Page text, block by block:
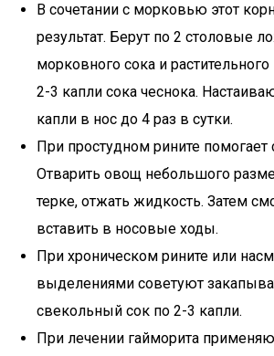
В сочетании с морковью этот
результат. Берут по 2 столовые
морковного сока и
2-3 капли сока чеснока.
капли в нос до 4 раз в сутки.
При простудном рините
Отварить овощ небольшого
терке, отжать жидкость. Затем
вставить в носовые ходы.
При хроническом рините или
выделениями советуют
свекольный сок по 2-3 капли.
При лечении гайморита